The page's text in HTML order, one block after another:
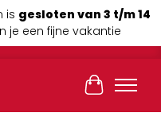
is gesloten van 3 t/m 14
je een fijne vakantie